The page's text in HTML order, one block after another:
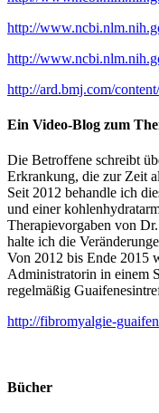
http://
http://
http://ard.bmj.com/
Ein Video-Blog zum
Die Betroffene schreibt
Erkrankung, die zur Zeit
Seit 2012 behandle ich
und einer
Therapievorgaben von
halte ich die
Von 2012 bis Ende 2015
Administratorin in einem
regelmäßig
http://fibromyalgie-
Bücher